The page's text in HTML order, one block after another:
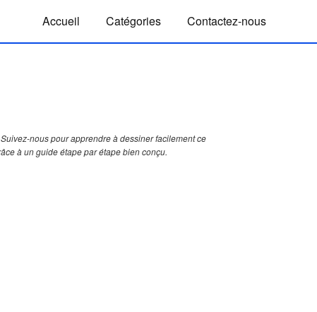
Accueil Catégories Contactez-nous
Suivez-nous pour apprendre à dessiner facilement ce
à un guide étape par étape bien conçu.